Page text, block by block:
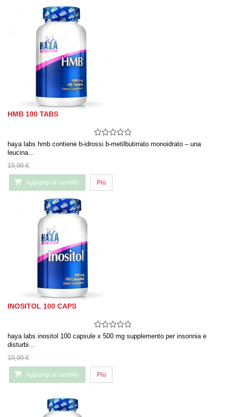
HMB 100 TABS
haya labs hmb contiene b-idrossi b-metilbutirrato monoidrato – una
leucina…
19,99 €
Aggiungi al carrello Più
INOSITOL 100 CAPS
haya labs inositol 100 capsule x 500 mg supplemento per insonnia e
disturbi…
19,99 €
Aggiungi al carrello Più